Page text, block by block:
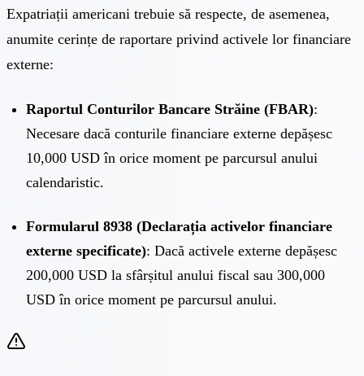
Expatriații americani trebuie să respecte, de asemenea,
anumite cerințe de raportare privind activele lor financiare
externe:
Raportul Conturilor Bancare Străine (FBAR):
Necesare dacă conturile financiare externe depășesc
10,000 USD în orice moment pe parcursul anului
calendaristic.
Formularul 8938 (Declarația activelor financiare
externe specificate): Dacă activele externe depășesc
200,000 USD la sfârșitul anului fiscal sau 300,000
USD în orice moment pe parcursul anului.